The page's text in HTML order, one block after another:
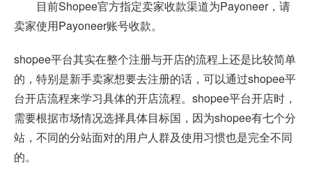
目前Shopee官方指定卖家收款渠道为Payoneer，请
卖家使用Payoneer账号收款。
shopee平台其实在整个注册与开店的流程上还是比较简单
的，特别是新手卖家想要去注册的话，可以通过shopee平
台开店流程来学习具体的开店流程。shopee平台开店时，
需要根据市场情况选择具体目标国，因为shopee有七个分
站，不同的分站面对的用户人群及使用习惯也是完全不同
的。